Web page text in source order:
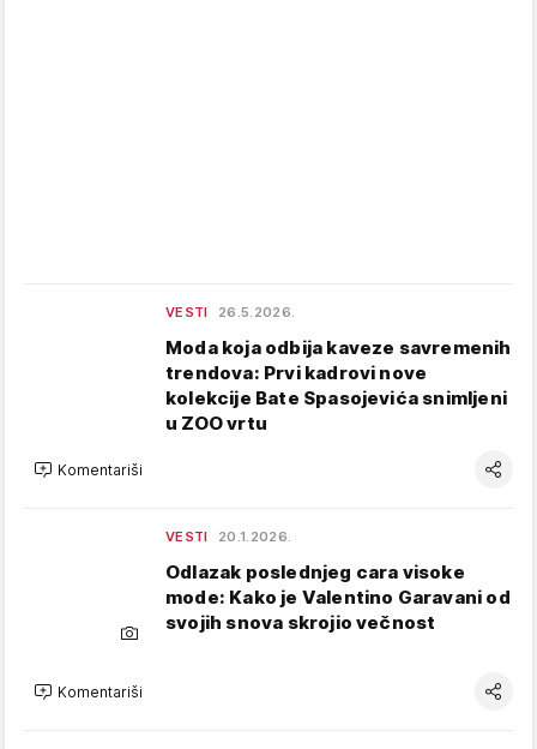
VESTI 26.5.2026.
Moda koja odbija kaveze savremenih
trendova: Prvi kadrovi nove
kolekcije Bate Spasojevića snimljeni
u ZOO vrtu
Komentariši
VESTI 20.1.2026.
Odlazak poslednjeg cara visoke
mode: Kako je Valentino Garavani od
svojih snova skrojio večnost
Komentariši